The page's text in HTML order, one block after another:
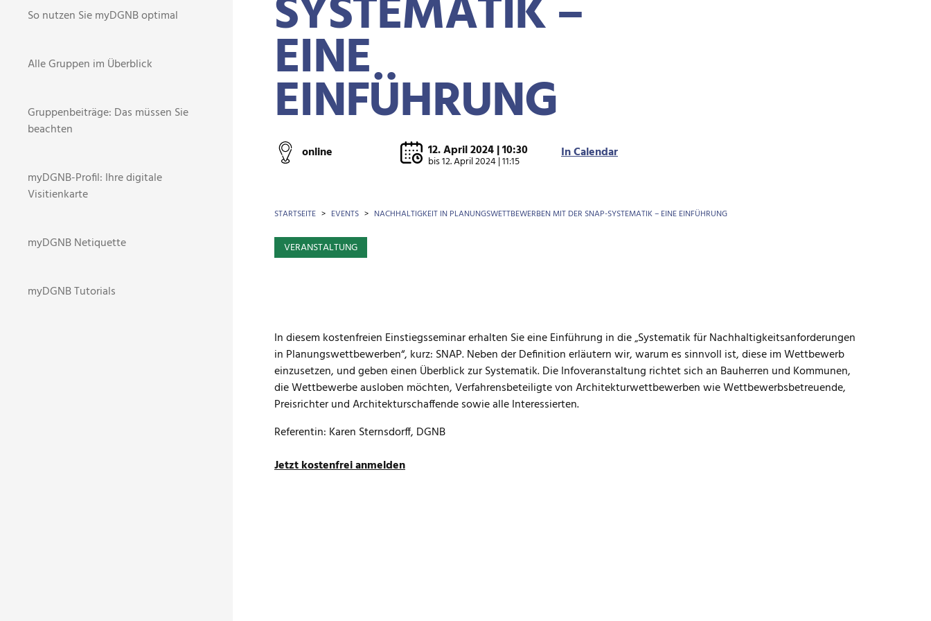
EINE
EINFÜHRUNG
online 12. April 2024 | 10:30
bis12. April 2024 | 11:15 In Calendar
BROTKRÜMEL
STARTSEITE EVENTS NACHHALTIGKEIT IN PLANUNGSWETTBEWERBEN MIT DER SNAP-SYSTEMATIK – EINE EINFÜHRUNG
VERANSTALTUNG
In diesem kostenfreien Einstiegsseminar erhalten Sie eine Einführung in die „Systematik für Nachhaltigkeitsanforderungen
in Planungswettbewerben“, kurz: SNAP. Neben der Definition erläutern wir, warum es sinnvoll ist, diese im Wettbewerb
einzusetzen, und geben einen Überblick zur Systematik. Die Infoveranstaltung richtet sich an Bauherren und Kommunen,
die Wettbewerbe ausloben möchten, Verfahrensbeteiligte von Architekturwettbewerben wie Wettbewerbsbetreuende,
Preisrichter und Architekturschaffende sowie alle Interessierten.
Referentin: Karen Sternsdorff, DGNB
Jetzt kostenfrei anmelden
So nutzen Sie myDGNB optimal
Alle Gruppen im Überblick
Gruppenbeiträge: Das müssen Sie
beachten
myDGNB-Profil: Ihre digitale
Visitienkarte
myDGNB Netiquette
myDGNB Tutorials